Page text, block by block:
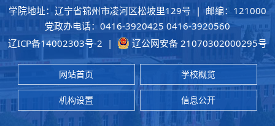
学院地址：辽宁省锦州市凌河区松坡里129号 | 邮编：121000
党政办电话：0416-3920425 0416-3920560
辽ICP备14002303号-2 | 辽公网安备 21070302000295号
网站首页 学校概览
机构设置 信息公开